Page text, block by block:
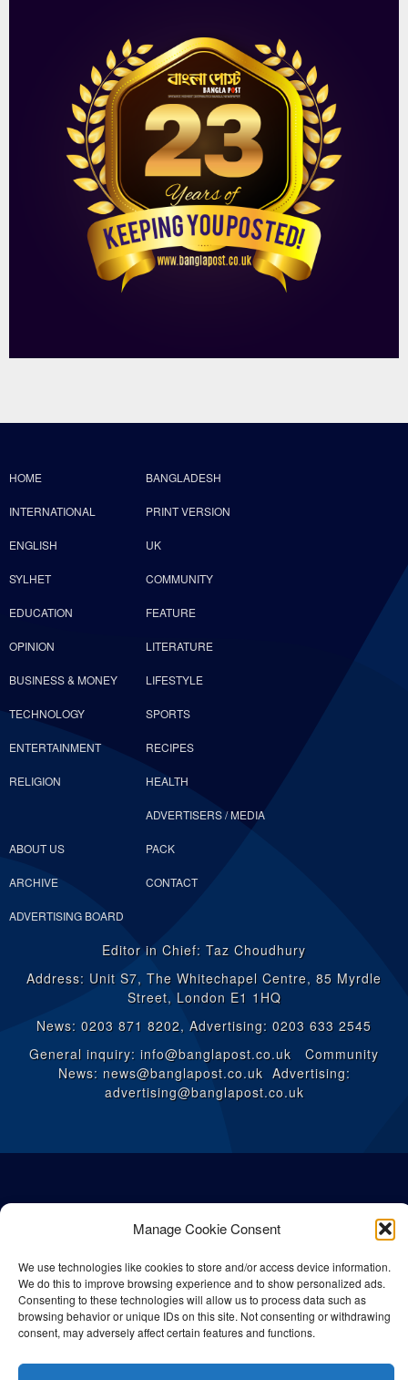
Manage Cookie Consent
We use technologies like cookies to store and/or access device information.
We do this to improve browsing experience and to show personalized ads.
Consenting to these technologies will allow us to process data such as
browsing behavior or unique IDs on this site. Not consenting or withdrawing
consent, may adversely affect certain features and functions.
HOME BANGLADESH
INTERNATIONAL PRINT VERSION
ENGLISH UK
SYLHET COMMUNITY
EDUCATION FEATURE
OPINION LITERATURE
BUSINESS & MONEY LIFESTYLE
TECHNOLOGY SPORTS
ENTERTAINMENT RECIPES
RELIGION HEALTH
ABOUT US
ADVERTISERS / MEDIA
PACK
ARCHIVE CONTACT
ADVERTISING BOARD
Editor in Chief: Taz Choudhury
Address: Unit S7, The Whitechapel Centre, 85 Myrdle
Street, London E1 1HQ
News: 0203 871 8202, Advertising: 0203 633 2545
General inquiry: info@banglapost.co.uk Community
News: news@banglapost.co.uk Advertising:
advertising@banglapost.co.uk
© All rights reserved Bangla Post2026| Any unauthorised use or